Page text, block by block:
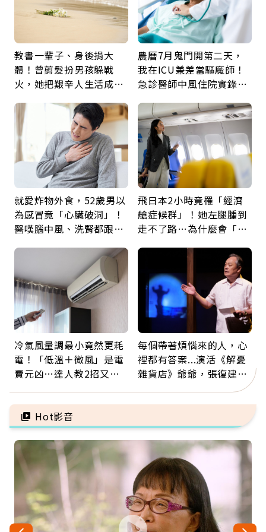
教書一輩子、身後捐大
體！曾剪髮扮男孩躲戰
火，她把艱辛人生活成風
福
農曆7月鬼門開第二天，
我在ICU兼差當驅魔師！
急診醫師中風住院實錄：
就愛炸物外食，52歲男以
為感冒竟「心臟破洞」！
醫嘆腦中風、洗腎都跟它
飛日本2小時竟罹「經濟
艙症候群」！她左腿腫到
走不了路…為什麼會「靜
冷氣風量調最小竟然更耗
電！「低溫＋微風」是電
費元凶…達人教2招又涼
每個帶著煩惱來的人，心
裡都有答案...演活《解憂
雜貨店》爺爺，張復建：
放下執著不是認輸，而是
善待自己
Hot影音